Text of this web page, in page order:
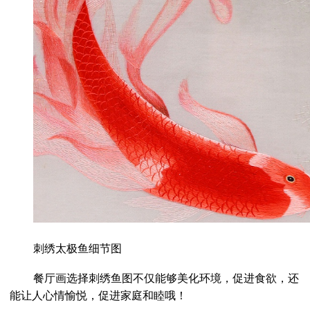
刺绣太极鱼细节图
餐厅画选择刺绣鱼图不仅能够美化环境，促进食欲，还
能让人心情愉悦，促进家庭和睦哦！